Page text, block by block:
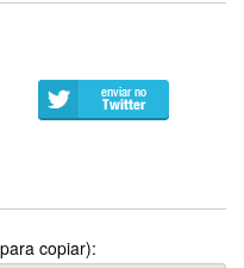
copiar):